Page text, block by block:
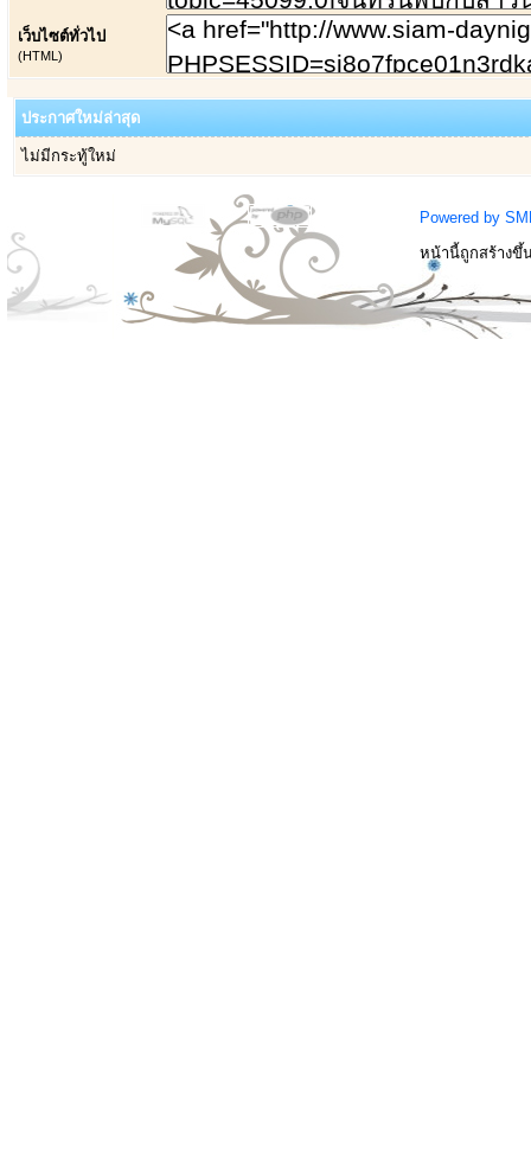
เว็บไซต์ทั่วไป
(HTML)
ประกาศใหม่ล่าสุด
ไม่มีกระทู้ใหม่
Powered by
หน้านี้ถูกสร้างขึ้